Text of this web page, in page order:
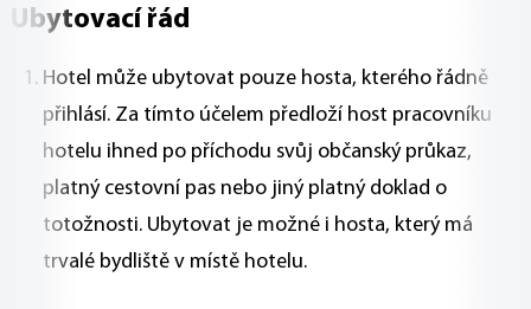
Ubytovací řád
Hotel může ubytovat pouze hosta, kterého řádně
přihlásí. Za tímto účelem předloží host pracovníku
hotelu ihned po příchodu svůj občanský průkaz,
platný cestovní pas nebo jiný platný doklad o
totožnosti. Ubytovat je možné i hosta, který má
trvalé bydliště v místě hotelu.